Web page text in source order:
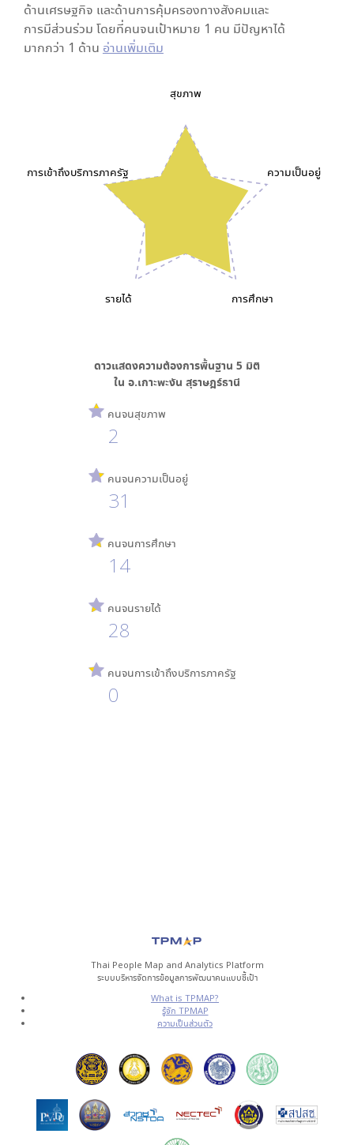
ด้านเศรษฐกิจ และด้านการคุ้มครองทางสังคมและ
การมีส่วนร่วม โดยที่คนจนเป้าหมาย 1 คน มีปัญหาได้
มากกว่า 1 ด้าน อ่านเพิ่มเติม
สุขภาพ
ความเป็นอยู่
การศึกษา
รายได้
การเข้าถึงบริการภาครัฐ
ดาวแสดงความต้องการพื้นฐาน 5 มิติ
ใน อ.เกาะพะงัน สุราษฎร์ธานี
คนจนสุขภาพ
2
คนจนความเป็นอยู่
31
คนจนการศึกษา
14
คนจนรายได้
28
คนจนการเข้าถึงบริการภาครัฐ
0
Thai People Map and Analytics Platform
ระบบบริหารจัดการข้อมูลการพัฒนาคนแบบชี้เป้า
What is TPMAP?
รู้จัก TPMAP
ความเป็นส่วนตัว